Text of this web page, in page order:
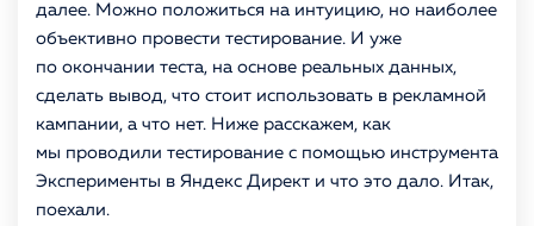
далее. Можно положиться на интуицию, но наиболее
объективно провести тестирование. И уже
по окончании теста, на основе реальных данных,
сделать вывод, что стоит использовать в рекламной
кампании, а что нет. Ниже расскажем, как
мы проводили тестирование с помощью инструмента
Эксперименты в Яндекс Директ и что это дало. Итак,
поехали.